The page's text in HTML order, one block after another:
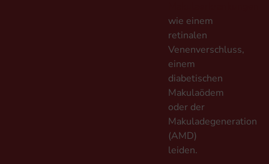
wie einem
retinalen
Venenverschluss,
einem
diabetischen
Makulaödem
oder der
Makuladegeneration
(AMD)
leiden.